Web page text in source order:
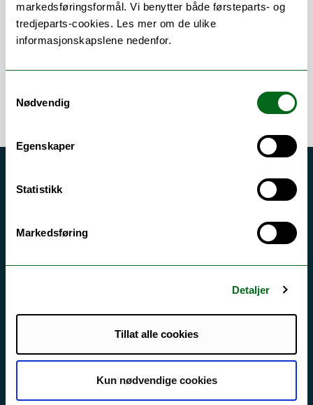
markedsføringsformål. Vi benytter både førsteparts- og
tredjeparts-cookies. Les mer om de ulike
informasjonskapslene nedenfor.
Nødvendig
Egenskaper
Statistikk
Markedsføring
Detaljer
Tillat alle cookies
Kun nødvendige cookies
Her finner du meg
Driftsmeldinger
Tilgjengelighetserklæring
Kontakt UiT